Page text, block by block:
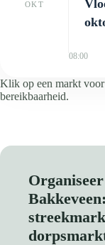
OKT
08:00
Klik op een markt
bereikbaarheid.